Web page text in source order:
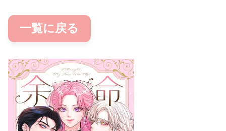
一覧に戻る